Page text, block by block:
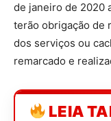
de janeiro de 2020
terão obrigação de
dos serviços ou
remarcado e
LEIA